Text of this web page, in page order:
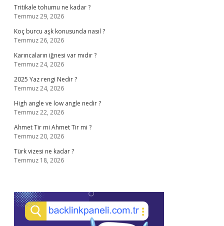
Tritikale tohumu ne kadar ?
Temmuz 29, 2026
Koç burcu aşk konusunda nasıl ?
Temmuz 26, 2026
Karıncaların iğnesi var mıdır ?
Temmuz 24, 2026
2025 Yaz rengi Nedir ?
Temmuz 24, 2026
High angle ve low angle nedir ?
Temmuz 22, 2026
Ahmet Tir mi Ahmet Tir mi ?
Temmuz 20, 2026
Türk vizesi ne kadar ?
Temmuz 18, 2026